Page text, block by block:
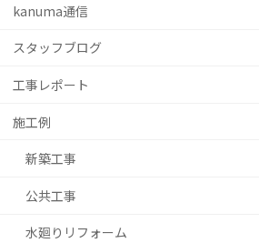
kanuma通信
スタッフブログ
⼯事レポート
施工例
新築工事
公共工事
水廻りリフォーム